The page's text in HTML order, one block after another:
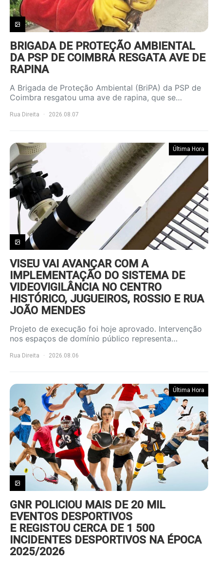
BRIGADA DE PROTEÇÃO AMBIENTAL
DA PSP DE COIMBRA RESGATA AVE DE
RAPINA
A Brigada de Proteção Ambiental (BriPA) da PSP de
Coimbra resgatou uma ave de rapina, que se…
Rua Direita 2026.08.07
Última Hora
VISEU VAI AVANÇAR COM A
IMPLEMENTAÇÃO DO SISTEMA DE
VIDEOVIGILÂNCIA NO CENTRO
HISTÓRICO, JUGUEIROS, ROSSIO E RUA
JOÃO MENDES
Projeto de execução foi hoje aprovado. Intervenção
nos espaços de domínio público representa…
Rua Direita 2026.08.06
Última Hora
GNR POLICIOU MAIS DE 20 MIL
EVENTOS DESPORTIVOS
E REGISTOU CERCA DE 1 500
INCIDENTES DESPORTIVOS NA ÉPOCA
2025/2026